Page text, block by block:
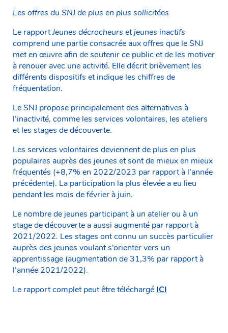
Les offres du SNJ de plus en plus sollicitées
Le rapportJeunes décrocheurs et jeunes inactifs
comprend une partie consacrée aux offres que le SNJ
met en œuvre afin de soutenir ce public et de les motiver
à renouer avec une activité. Elle décrit brièvement les
différents dispositifs et indique les chiffres de
fréquentation.
Le SNJ propose principalement des alternatives à
l’inactivité, comme les services volontaires, les ateliers
et les stages de découverte.
Les services volontaires deviennent de plus en plus
populaires auprès des jeunes et sont de mieux en mieux
fréquentés (+8,7% en 2022/2023 par rapport à l’année
précédente). La participation la plus élevée a eu lieu
pendant les mois de février à juin.
Le nombre de jeunes participant à un atelier ou à un
stage de découverte a aussi augmenté par rapport à
2021/2022. Les stages ont connu un succès particulier
auprès des jeunes voulant s’orienter vers un
apprentissage (augmentation de 31,3% par rapport à
l’année 2021/2022).
Le rapport complet peut être téléchargé ICI